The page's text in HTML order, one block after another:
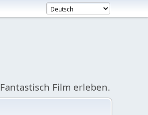
Fantastisch Film erleben.